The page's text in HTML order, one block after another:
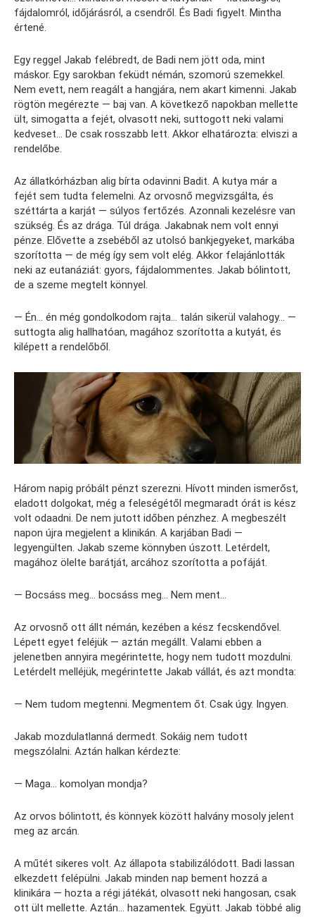
fájdalomról, időjárásról, a csendről. És Badi figyelt. Mintha
értené.
Egy reggel Jakab felébredt, de Badi nem jött oda, mint
máskor. Egy sarokban feküdt némán, szomorú szemekkel.
Nem evett, nem reagált a hangjára, nem akart kimenni. Jakab
rögtön megérezte — baj van. A következő napokban mellette
ült, simogatta a fejét, olvasott neki, suttogott neki valami
kedveset… De csak rosszabb lett. Akkor elhatározta: elviszi a
rendelőbe.
Az állatkórházban alig bírta odavinni Badit. A kutya már a
fejét sem tudta felemelni. Az orvosnő megvizsgálta, és
széttárta a karját — súlyos fertőzés. Azonnali kezelésre van
szükség. És az drága. Túl drága. Jakabnak nem volt ennyi
pénze. Elővette a zsebéből az utolsó bankjegyeket, markába
szorította — de még így sem volt elég. Akkor felajánlották
neki az eutanáziát: gyors, fájdalommentes. Jakab bólintott,
de a szeme megtelt könnyel.
— Én… én még gondolkodom rajta… talán sikerül valahogy… —
suttogta alig hallhatóan, magához szorította a kutyát, és
kilépett a rendelőből.
Három napig próbált pénzt szerezni. Hívott minden ismerőst,
eladott dolgokat, még a feleségétől megmaradt órát is kész
volt odaadni. De nem jutott időben pénzhez. A megbeszélt
napon újra megjelent a klinikán. A karjában Badi —
legyengülten. Jakab szeme könnyben úszott. Letérdelt,
magához ölelte barátját, arcához szorította a pofáját.
— Bocsáss meg… bocsáss meg… Nem ment…
Az orvosnő ott állt némán, kezében a kész fecskendővel.
Lépett egyet feléjük — aztán megállt. Valami ebben a
jelenetben annyira megérintette, hogy nem tudott mozdulni.
Letérdelt melléjük, megérintette Jakab vállát, és azt mondta:
— Nem tudom megtenni. Megmentem őt. Csak úgy. Ingyen.
Jakab mozdulatlanná dermedt. Sokáig nem tudott
megszólalni. Aztán halkan kérdezte:
— Maga… komolyan mondja?
Az orvos bólintott, és könnyek között halvány mosoly jelent
meg az arcán.
A műtét sikeres volt. Az állapota stabilizálódott. Badi lassan
elkezdett felépülni. Jakab minden nap bement hozzá a
klinikára — hozta a régi játékát, olvasott neki hangosan, csak
ott ült mellette. Aztán… hazamentek. Együtt. Jakab többé alig